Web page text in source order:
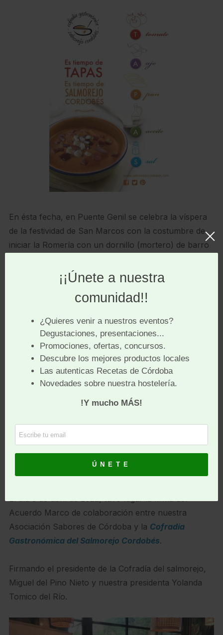
En ésta fecha, en Puente Genil se celebra la víspera
de la festividad de San Marcos con la costumbre de
iniciar la Romería con un dornillo (mortero) de barro
por lo que se fijó la fecha.
para ver la receta del salmorejo
El día 3 de abril de 2022, tuvo lugar la firma del
Acuerdo Marco de colaboración entre nuestra
Asociación Sabores de Córdoba y la Cofradía
Gastronómica del Salmorejo Cordobés.
Firmando el presidente de la Cofradía del salmorejo,
Miguel del Pino Nieto y nuestra presidenta Yolanda
Tomico del Río.